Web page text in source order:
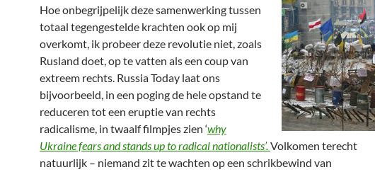
Hoe onbegrijpelijk deze samenwerking tussen
totaal tegengestelde krachten ook op mij
overkomt, ik probeer deze revolutie niet, zoals
Rusland doet, op te vatten als een coup van
extreem rechts. Russia Today laat ons
bijvoorbeeld, in een poging de hele opstand te
reduceren tot een eruptie van rechts
radicalisme, in twaalf filmpjes zien ‘why
Ukraine fears and stands up to radical nationalists’.Volkomen terecht
natuurlijk – niemand zit te wachten op een schrikbewind van